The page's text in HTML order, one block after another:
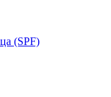
(SPF)